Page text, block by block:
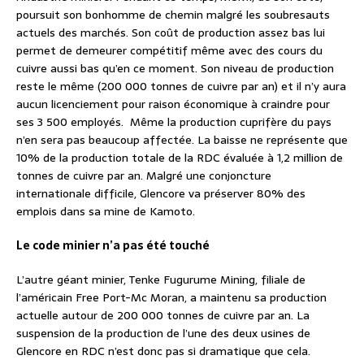
poursuit son bonhomme de chemin malgré les soubresauts
actuels des marchés. Son coût de production assez bas lui
permet de demeurer compétitif même avec des cours du
cuivre aussi bas qu’en ce moment. Son niveau de production
reste le même (200 000 tonnes de cuivre par an) et il n’y aura
aucun licenciement pour raison économique à craindre pour
ses 3 500 employés. Même la production cuprifère du pays
n’en sera pas beaucoup affectée. La baisse ne représente que
10% de la production totale de la RDC évaluée à 1,2 million de
tonnes de cuivre par an. Malgré une conjoncture
internationale difficile, Glencore va préserver 80% des
emplois dans sa mine de Kamoto.
Le code minier n’a pas été touché
L’autre géant minier, Tenke Fugurume Mining, filiale de
l’américain Free Port-Mc Moran, a maintenu sa production
actuelle autour de 200 000 tonnes de cuivre par an. La
suspension de la production de l’une des deux usines de
Glencore en RDC n’est donc pas si dramatique que cela.